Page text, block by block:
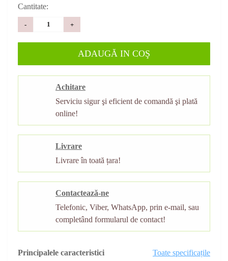
Principalele caracteristici Toate specificațile
Cantitate:
- +
ADAUGĂ IN COŞ
Achitare
Serviciu sigur şi eficient de comandă şi plată
online!
Livrare
Livrare în toată țara!
Contactează-ne
Telefonic, Viber, WhatsApp, prin e-mail, sau
completând formularul de contact!